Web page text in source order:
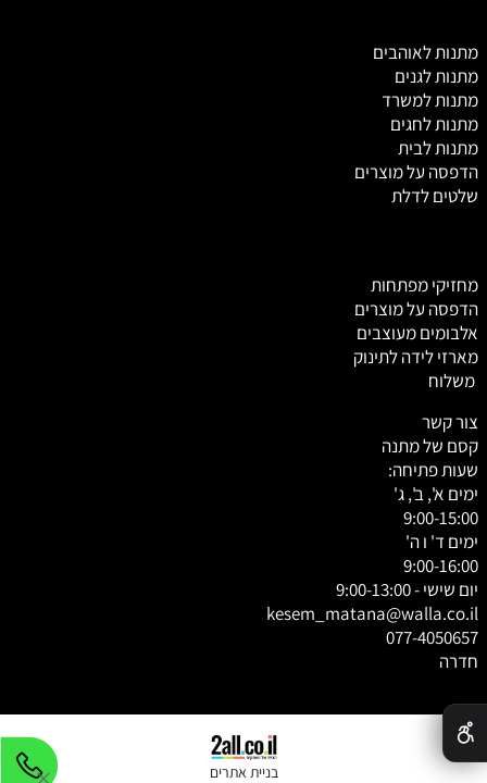
מתנות לאוהבים
מתנות לגנים
מתנות למשרד
מתנות לחגים
מתנות לבית
הדפסה על מוצרים
שלטים לדלת
מחזיקי מפתחות
הדפסה על מוצרים
אלבומים מעוצבים
מארזי לידה לתינוק
משלוח
צור קשר
קסם של מתנה
שעות פתיחה:
ימים א', ב', ג'
9:00-15:00
ימים ד' ו ה'
9:00-16:00
יום שישי - 9:00-13:00
kesem_matana@walla.co.il
077-4050657
חדרה
בניית אתרים